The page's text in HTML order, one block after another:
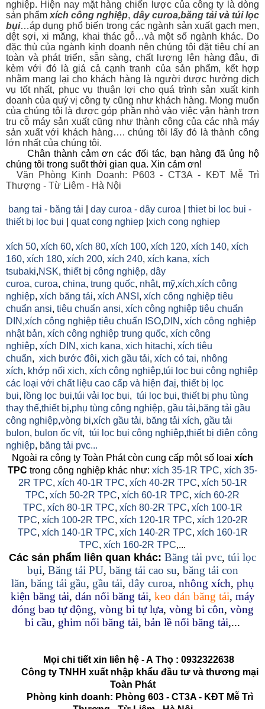
nghiệp. Hiện nay mặt hàng chiến lược của công ty là dòng
sản phẩm xích công nghiệp, dây curoa,băng tảivàtúi lọc
bụi…áp dụng phổ biến trong các ngành sản xuất gạch men,
dệt sợi, xi măng, khai thác gỗ…và một số ngành khác. Do
đặc thù của ngành kinh doanh nên chúng tôi đặt tiêu chí an
toàn và phát triển, sẵn sàng, chất lượng lên hàng đâu, đi
kèm với đó là giá cả cạnh tranh của sản phẩm, kết hợp
nhằm mang lại cho khách hàng là người được hưởng dịch
vụ tốt nhất, phục vụ thuận lợi cho quá trình sản xuất kinh
doanh của quý vị công ty cũng như khách hàng. Mong muốn
của chúng tôi là được góp phần nhỏ vào việc vận hành trơn
tru cỗ máy sản xuất cũng như thành công của các nhà máy
sản xuất với khách hàng…. chúng tôi lấy đó là thành công
lớn nhất của chúng tôi.
Chân thành cảm ơn các đối tác, bạn hàng đã ủng hộ
chúng tôi trong suốt thời gian qua. Xin cảm ơn!
Văn Phòng Kinh Doanh: P603 - CT3A - KĐT Mễ Trì
Thượng - Từ Liêm - Hà Nội
bang tai - băng tải day curoa - dây curoa
thiet bi loc bui -
thiết bị lọc bụi
quat cong nghiep xich cong nghiep
xích 50, xích 60, xích 80, xích 100, xích 120, xích 140, xích
160, xích 180, xích 200, xích 240, xích kana, xích
tsubaki,NSK, thiết bị công nghiệp, dây
curoa, curoa, china, trung quốc, nhật, mỹ,xích,xích công
nghiệp, xích băng tải, xích ANSI , xích công nghiệp tiêu
chuẩn ansi, tiêu chuẩn ansi, xích công nghiệp tiêu chuẩn
DIN ,xích công nghiệp tiêu chuẩn ISO,DIN , xích công nghiệp
nhật bản, xích công nghiệp trung quốc, xích công
nghiệp, xích DIN , xich kana, xich hitachi, xích tiêu
chuẩn, xich bước đôi, xich gầu tải, xích có tai, nhông
xích, khớp nối xich, xích công nghiệp,túi lọc bụi công nghiệp
các loại với chất liệu cao cấp và hiện đaị, thiết bị lọc
bụi, lồng lọc bụi,túi vải lọc bụi, túi lọc bụi, thiết bị phụ tùng
thay thế,thiết bị,phụ tùng công nghiệp, gầu tải,băng tải gầu
công nghiệp,vòng bi,xích gầu tải, băng tải xích, gầu tải
bulon, bulon ốc vít, túi lọc bụi công nghiệp,thiết bị điện công
nghiệp, băng tải pvc...
Ngoài ra công ty Toàn Phát còn cung cấp một số loại xích
TPC trong công nghiệp khác như: xích 35-1R TPC, xích 35-
2R TPC, xích 40-1R TPC, xích 40-2R TPC, xích 50-1R
TPC, xích 50-2R TPC, xích 60-1R TPC, xích 60-2R
TPC, xích 80-1R TPC, xích 80-2R TPC, xích 100-1R
TPC, xích 100-2R TPC, xích 120-1R TPC, xích 120-2R
TPC, xích 140-1R TPC, xích 140-2R TPC, xích 160-1R
TPC, xích 160-2R TPC,...
Các sản phẩm liên quan khác: Băng tải pvc, túi lọc
bụi, Băng tải PU, băng tải cao su, băng tải con
lăn, băng tải gầu, gầu tải, dây curoa, nhông xích, phụ
kiện băng tải, dán nối băng tải, keo dán băng tải, máy
đóng bao tự động, vòng bi tự lựa, vòng bi côn, vòng
bi cầu, ghim nối băng tải, bản lề nối băng tải,...
Mọi chi tiết xin liên hệ - A Thọ : 0932322638
Công ty TNHH xuất nhập khẩu đầu tư và thương mại
Toàn Phát
Phòng kinh doanh: Phòng 603 - CT3A - KĐT Mễ Trì